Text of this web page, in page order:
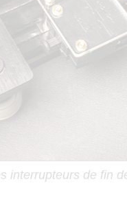
interrupteurs de fin